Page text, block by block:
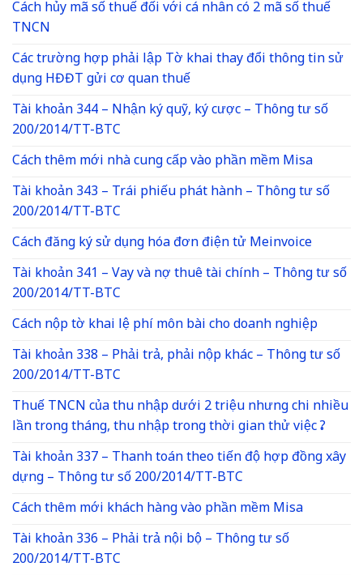
Cách hủy mã số thuế đối với cá nhân có 2 mã số thuế
TNCN
Các trường hợp phải lập Tờ khai thay đổi thông tin sử
dụng HĐĐT gửi cơ quan thuế
Tài khoản 344 – Nhận ký quỹ, ký cược – Thông tư số
200/2014/TT-BTC
Cách thêm mới nhà cung cấp vào phần mềm Misa
Tài khoản 343 – Trái phiếu phát hành – Thông tư số
200/2014/TT-BTC
Cách đăng ký sử dụng hóa đơn điện tử Meinvoice
Tài khoản 341 – Vay và nợ thuê tài chính – Thông tư số
200/2014/TT-BTC
Cách nộp tờ khai lệ phí môn bài cho doanh nghiệp
Tài khoản 338 – Phải trả, phải nộp khác – Thông tư số
200/2014/TT-BTC
Thuế TNCN của thu nhập dưới 2 triệu nhưng chi nhiều
lần trong tháng, thu nhập trong thời gian thử việc ?
Tài khoản 337 – Thanh toán theo tiến độ hợp đồng xây
dựng – Thông tư số 200/2014/TT-BTC
Cách thêm mới khách hàng vào phần mềm Misa
Tài khoản 336 – Phải trả nội bộ – Thông tư số
200/2014/TT-BTC